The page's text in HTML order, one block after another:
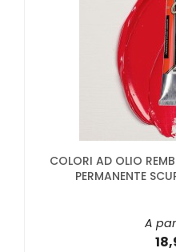
COLORI AD OLIO
PERMANENTE
A